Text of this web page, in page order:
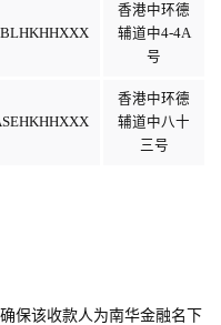
香港中环德
辅道中4-4A
号
香港中环德
辅道中八十
三号
保该收款人为南华金融名下